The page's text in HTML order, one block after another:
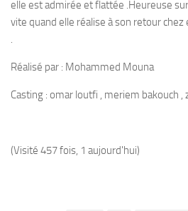
elle est admirée et flattée .Heureuse
vite quand elle réalise à son retour chez
.
Réalisé par : Mohammed Mouna
Casting : omar loutfi , meriem bakouch ,
(Visité 457 fois, 1 aujourd'hui)